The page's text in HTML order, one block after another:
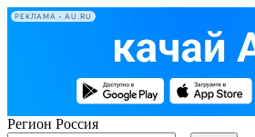
РЕКЛАМА • AU.RU
Регион Россия